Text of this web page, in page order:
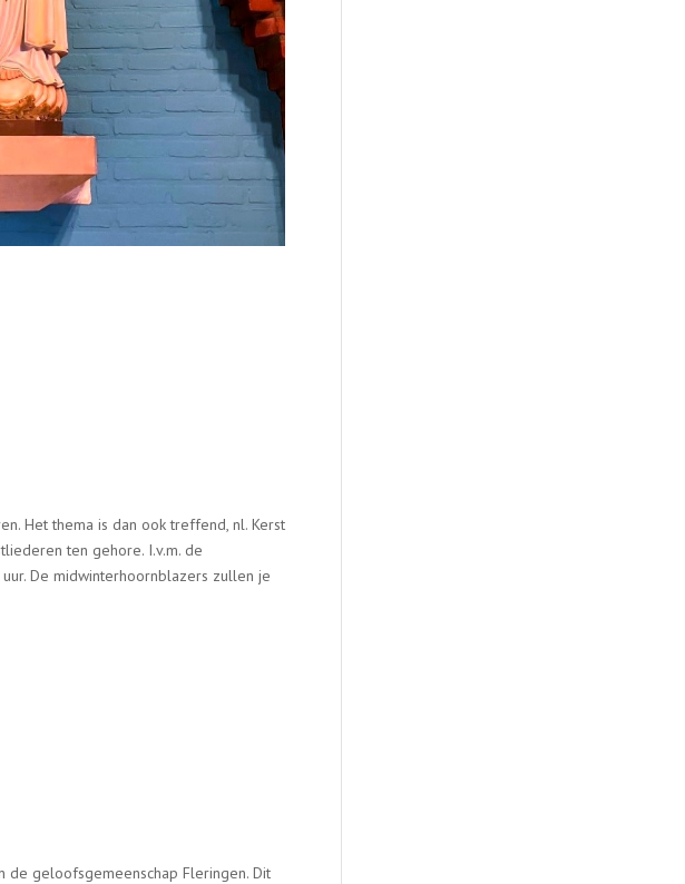
Het thema is dan ook treffend, nl. Kerst
ten gehore. I.v.m. de
De midwinterhoornblazers zullen je
de geloofsgemeenschap Fleringen. Dit